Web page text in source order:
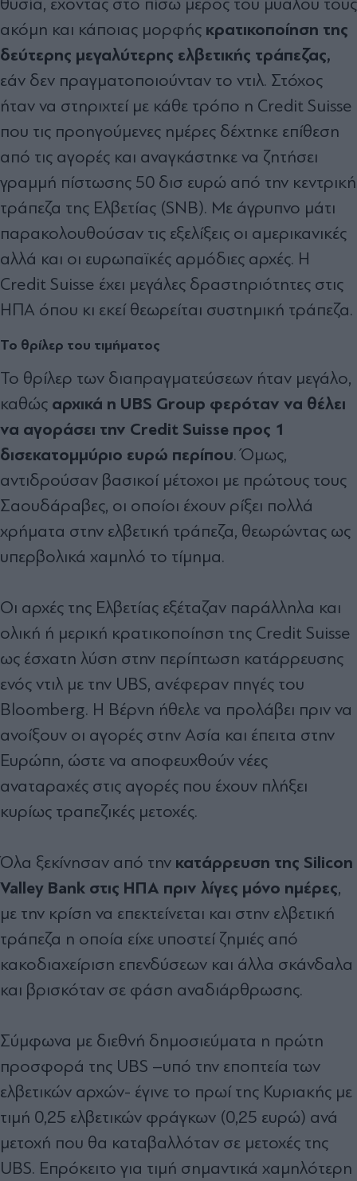
θυσία, έχοντας στο πίσω μέρος του μυαλού τους
ακόμη και κάποιας μορφής κρατικοποίηση της
δεύτερης μεγαλύτερης ελβετικής τράπεζας,
εάν δεν πραγματοποιούνταν το ντιλ. Στόχος
ήταν να στηριχτεί με κάθε τρόπο η Credit Suisse
που τις προηγούμενες ημέρες δέχτηκε επίθεση
από τις αγορές και αναγκάστηκε να ζητήσει
γραμμή πίστωσης 50 δισ ευρώ από την κεντρική
τράπεζα της Ελβετίας (SNB). Με άγρυπνο μάτι
παρακολουθούσαν τις εξελίξεις οι αμερικανικές
αλλά και οι ευρωπαϊκές αρμόδιες αρχές. Η
Credit Suisse έχει μεγάλες δραστηριότητες στις
ΗΠΑ όπου κι εκεί θεωρείται συστημική τράπεζα.
Το θρίλερ του τιμήματος
Το θρίλερ των διαπραγματεύσεων ήταν μεγάλο,
καθώς αρχικά η UBS Group φερόταν να θέλει
να αγοράσει την Credit Suisse προς 1
δισεκατομμύριο ευρώ περίπου. Όμως,
αντιδρούσαν βασικοί μέτοχοι με πρώτους τους
Σαουδάραβες, οι οποίοι έχουν ρίξει πολλά
χρήματα στην ελβετική τράπεζα, θεωρώντας ως
υπερβολικά χαμηλό το τίμημα.
Οι αρχές της Ελβετίας εξέταζαν παράλληλα και
ολική ή μερική κρατικοποίηση της Credit Suisse
ως έσχατη λύση στην περίπτωση κατάρρευσης
ενός ντιλ με την UBS, ανέφεραν πηγές του
Bloomberg. Η Βέρνη ήθελε να προλάβει πριν να
ανοίξουν οι αγορές στην Ασία και έπειτα στην
Ευρώπη, ώστε να αποφευχθούν νέες
αναταραχές στις αγορές που έχουν πλήξει
κυρίως τραπεζικές μετοχές.
Όλα ξεκίνησαν από την κατάρρευση της Silicon
Valley Bank στις ΗΠΑ πριν λίγες μόνο ημέρες,
με την κρίση να επεκτείνεται και στην ελβετική
τράπεζα η οποία είχε υποστεί ζημιές από
κακοδιαχείριση επενδύσεων και άλλα σκάνδαλα
και βρισκόταν σε φάση αναδιάρθρωσης.
Σύμφωνα με διεθνή δημοσιεύματα η πρώτη
προσφορά της UBS –υπό την εποπτεία των
ελβετικών αρχών- έγινε το πρωί της Κυριακής με
τιμή 0,25 ελβετικών φράγκων (0,25 ευρώ) ανά
μετοχή που θα καταβαλλόταν σε μετοχές της
UBS. Επρόκειτο για τιμή σημαντικά χαμηλότερη